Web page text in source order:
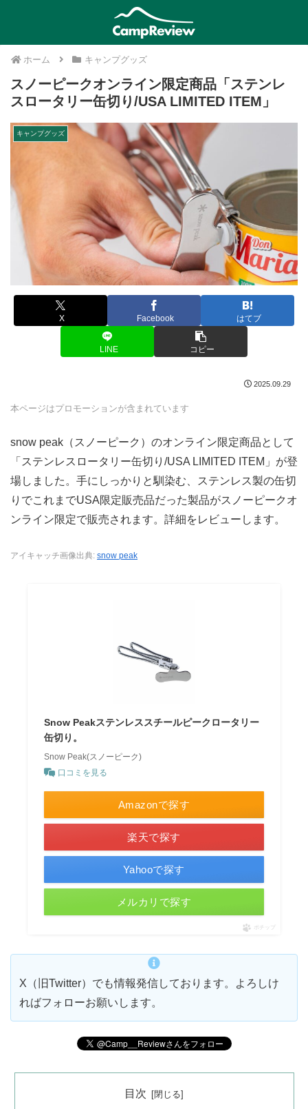
ホーム キャンプグッズ
スノーピークオンライン限定商品「ステンレ
スロータリー缶切り/USA LIMITED ITEM」
キャンプグッズ
X Facebook はてブ
LINE コピー
2025.09.29
本ページはプロモーションが含まれています
snow peak（スノーピーク）のオンライン限定商品として
「ステンレスロータリー缶切り/USA LIMITED ITEM」が登
場しました。手にしっかりと馴染む、ステンレス製の缶切
りでこれまでUSA限定販売品だった製品がスノーピークオ
ンライン限定で販売されます。詳細をレビューします。
アイキャッチ画像出典: snow peak
Snow Peakステンレススチールピークロータリー
缶切り。
Snow Peak(スノーピーク)
口コミを見る
Amazonで探す
楽天で探す
Yahooで探す
メルカリで探す
ポチップ
X（旧Twitter）でも情報発信しております。よろしけ
ればフォローお願いします。
目次